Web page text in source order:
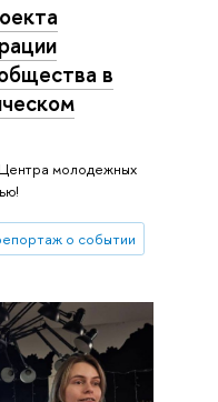
в
молодежных
о событии